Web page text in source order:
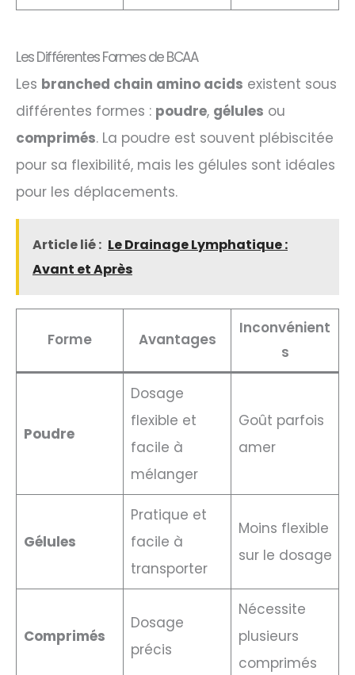
Les Différentes Formes de BCAA
Les branched chain amino acids existent sous
différentes formes : poudre, gélules ou
comprimés. La poudre est souvent plébiscitée
pour sa flexibilité, mais les gélules sont idéales
pour les déplacements.
Article lié : Le Drainage Lymphatique :
Avant et Après
Forme Avantages
Inconvénient
s
Poudre
Dosage
flexible et
facile à
mélanger
Goût parfois
amer
Gélules
Pratique et
facile à
transporter
Moins flexible
sur le dosage
Comprimés
Dosage
précis
Nécessite
plusieurs
comprimés